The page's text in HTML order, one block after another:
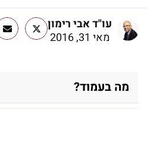
עו"ד אבי רימון
מאי 31, 2016
מה בעמוד?